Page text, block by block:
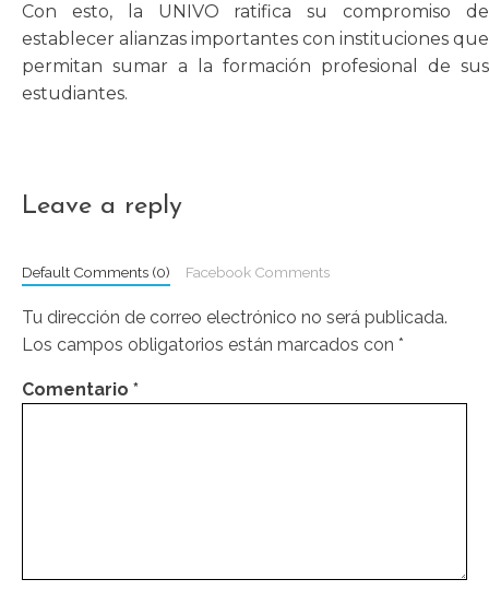
Con esto, la UNIVO ratifica su compromiso de
establecer alianzas importantes con instituciones que
permitan sumar a la formación profesional de sus
estudiantes.
Leave a reply
Default Comments (0) Facebook Comments
Tu dirección de correo electrónico no será publicada.
Los campos obligatorios están marcados con *
Comentario *